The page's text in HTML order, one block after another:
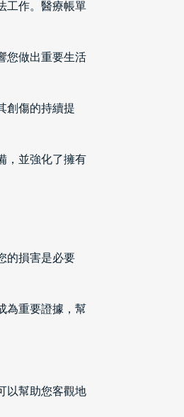
工作。醫療帳單
您做出重要生活
創傷的持續提
，並強化了擁有
的損害是必要
為重要證據，幫
以幫助您客觀地